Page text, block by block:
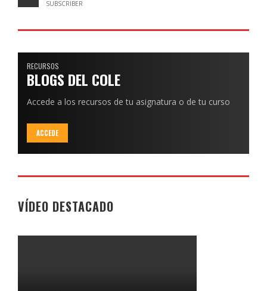
SUBSCRIBER
RECURSOS
BLOGS DEL COLE
Accede a los recursos de tu asignatura o de tu curso
ACCEDE
VÍDEO DESTACADO